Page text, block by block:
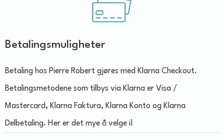
Betalingsmuligheter
Betaling hos Pierre Robert gjøres med Klarna Checkout.
Betalingsmetodene som tilbys via Klarna er Visa /
Mastercard, Klarna Faktura, Klarna Konto og Klarna
Delbetaling. Her er det mye å velge i!